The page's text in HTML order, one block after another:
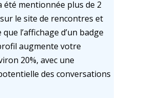
été mentionnée plus de 2
le site de rencontres et
l’affichage d’un badge
augmente votre
20%, avec une
des conversations